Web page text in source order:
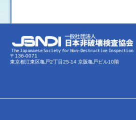
〒136-0071
東京都江東区亀戸2丁目25-14 京阪亀戸ビル10階